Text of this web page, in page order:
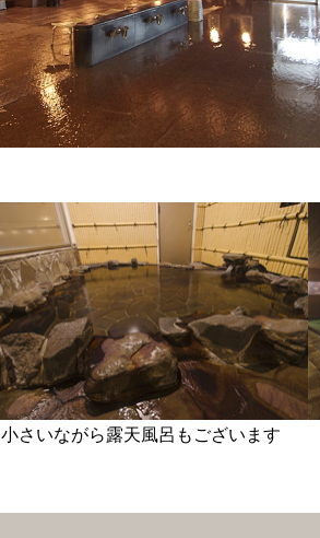
小さいながら露天風呂もございます